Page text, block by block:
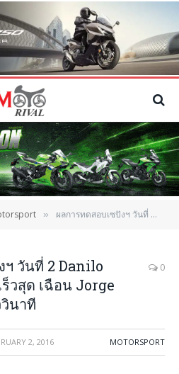
» ผลการทดสอบเซปังฯ วันที่ 2 Danilo Petrucci ทำเวลาเร็วสุด เฉือน Jorge Lorenzo เศษเสี้ยววินาที
ฯ วันที่ 2 Danilo
วสุด เฉือน Jorge
นาที
0
2, 2016 MOTORSPORT